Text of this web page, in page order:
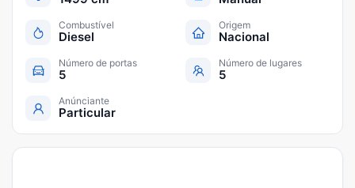
Combustível
Diesel
Origem
Nacional
Número de portas
5
Número de lugares
5
Anúnciante
Particular